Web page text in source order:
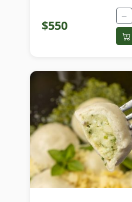
$550
−